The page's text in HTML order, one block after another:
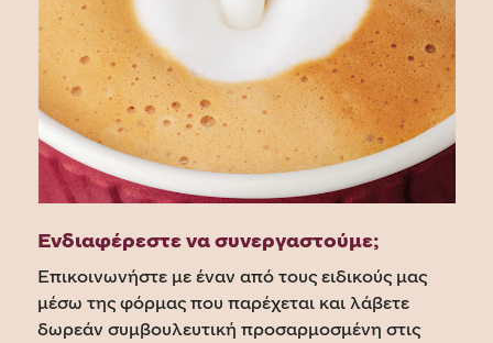
Ενδιαφέρεστε να συνεργαστούμε;
Επικοινωνήστε με έναν από τους ειδικούς μας
μέσω της φόρμας που παρέχεται και λάβετε
δωρεάν συμβουλευτική προσαρμοσμένη στις